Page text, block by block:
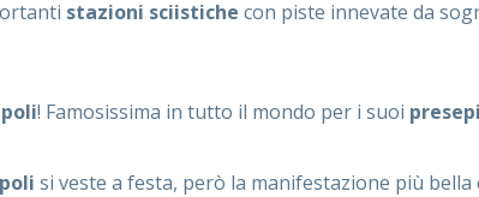
stazioni sciistiche con piste innevate da
! Famosissima in tutto il mondo per i suoi presepi
si veste a festa, però la manifestazione più bella